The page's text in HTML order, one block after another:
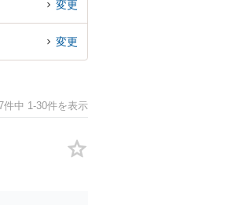
変更
変更
件中 1-30件を表示